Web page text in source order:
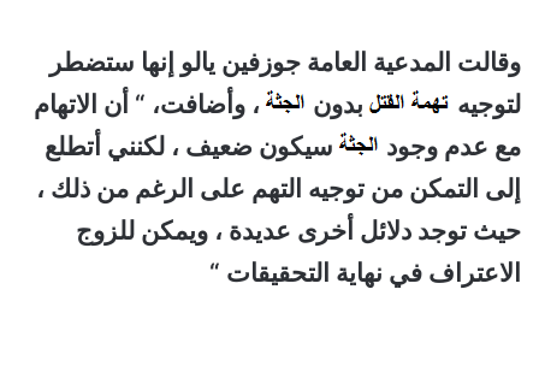
وقالت المدعية العامة جوزفين يالو إنها ستضطر
لتوجيه
بدون
، وأضافت، “ أن الاتهام
مع عدم وجود
سيكون ضعيف ، لكنني أتطلع
إلى التمكن من توجيه التهم على الرغم من ذلك ،
حيث توجد دلائل أخرى عديدة ، ويمكن للزوج
الاعتراف في نهاية التحقيقات “